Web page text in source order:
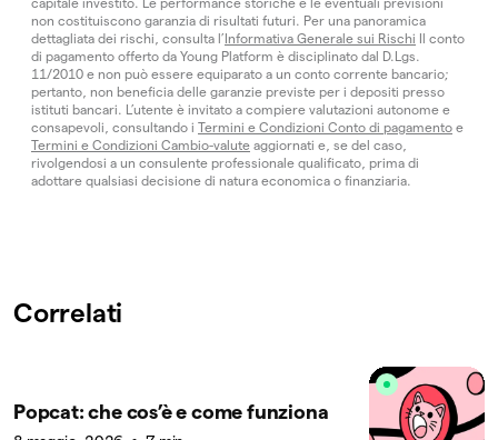
non costituiscono garanzia di risultati futuri. Per una panoramica
dettagliata dei rischi, consulta l’Informativa Generale sui Rischi Il conto
di pagamento offerto da Young Platform è disciplinato dal D.Lgs.
11/2010 e non può essere equiparato a un conto corrente bancario;
pertanto, non beneficia delle garanzie previste per i depositi presso
istituti bancari. L’utente è invitato a compiere valutazioni autonome e
consapevoli, consultando i Termini e Condizioni Conto di pagamento e
Termini e Condizioni Cambio-valute aggiornati e, se del caso,
rivolgendosi a un consulente professionale qualificato, prima di
adottare qualsiasi decisione di natura economica o finanziaria.
Correlati
Popcat: che cos’è e come funziona